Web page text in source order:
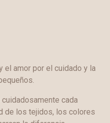
el amor por el cuidado y la
cada
de los tejidos, los colores